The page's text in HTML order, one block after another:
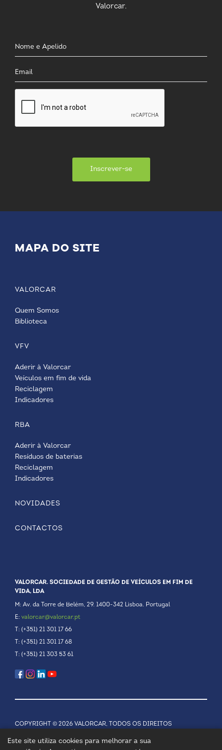
Valorcar.
Inscrever-se
MAPA DO SITE
VALORCAR
Quem Somos
Biblioteca
VFV
Aderir à Valorcar
Veículos em fim de vida
Reciclagem
Indicadores
RBA
Aderir à Valorcar
Resíduos de baterias
Reciclagem
Indicadores
NOVIDADES
CONTACTOS
VALORCAR. SOCIEDADE DE GESTÃO DE VEÍCULOS EM FIM DE
VIDA, LDA
M: Av. da Torre de Belém, 29. 1400-342 Lisboa. Portugal
E: valorcar@valorcar.pt
T: (+351) 21 301 17 66
T: (+351) 21 301 17 68
T: (+351) 21 303 53 61
COPYRIGHT © 2026 VALORCAR, TODOS OS DIREITOS
Este site utiliza cookies para melhorar a sua